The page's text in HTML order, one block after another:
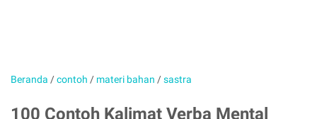
Beranda /contoh / materi bahan /sastra
100 Contoh Kalimat Verba Mental